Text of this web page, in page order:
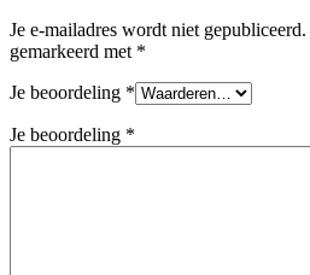
Je e-mailadres wordt niet gepubliceerd.
gemarkeerd met *
Je beoordeling *
Je beoordeling *